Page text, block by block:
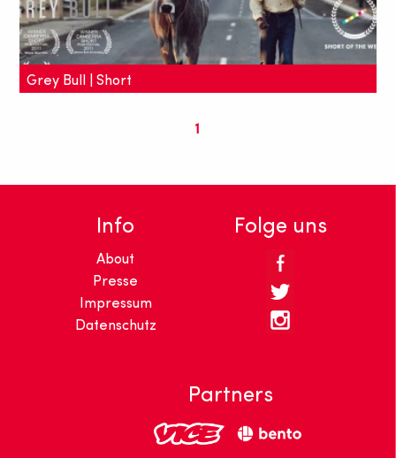
Grey Bull | Short
"Grey Bull" ist ein beeindruckender Kurzfilm über
kulturelle Identität und den Wert von Traditionen.
1
Info
About
Presse
Impressum
Datenschutz
Folge uns
Partners